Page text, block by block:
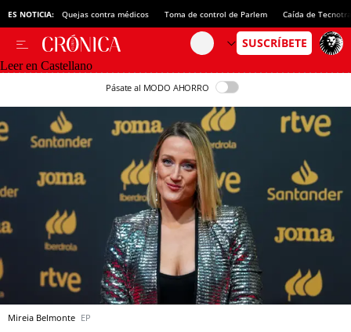
ES NOTICIA: Quejas contra médicos Toma de control de Parlem Caída de
Leer en Castellano
Pásate al MODO AHORRO
Mireia Belmonte EP